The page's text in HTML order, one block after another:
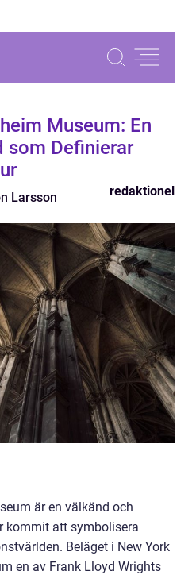
Museum: En
som Definierar
Larsson redaktionel
är en välkänd och
kommit att symbolisera
Beläget i New York
en av Frank Lloyd Wrights